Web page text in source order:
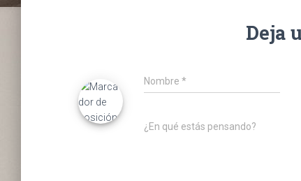
Deja
Nombre *
¿En qué estás pensando?